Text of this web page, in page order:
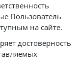
Пользователь
на сайте.
достоверность